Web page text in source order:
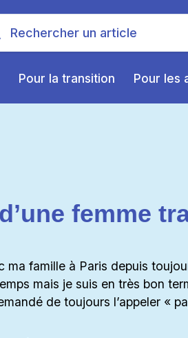
Pour la transition Pour les
femme
ma famille à Paris depuis
mais je suis en très bon
de toujours l’appeler «